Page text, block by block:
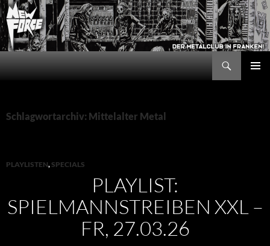
Zum
Inhalt
springen
New Force
Schlagwortarchiv: Mittelalter Metal
PLAYLISTEN, SPECIALS
PLAYLIST:
SPIELMANNSTREIBEN XXL –
FR, 27.03.26